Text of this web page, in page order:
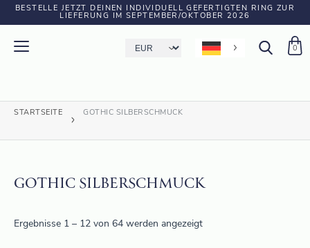
BESTELLE JETZT DEINEN INDIVIDUELL GEFERTIGTEN RING ZUR
LIEFERUNG IM SEPTEMBER/OKTOBER 2026
0
STARTSEITE GOTHIC SILBERSCHMUCK
GOTHIC SILBERSCHMUCK
Ergebnisse 1 – 12 von 64 werden angezeigt